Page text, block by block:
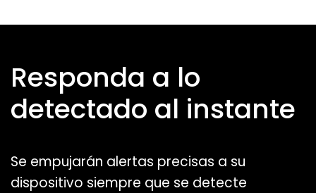
Responda a lo
detectado al instante
Se empujarán alertas precisas a su
dispositivo siempre que se detecte